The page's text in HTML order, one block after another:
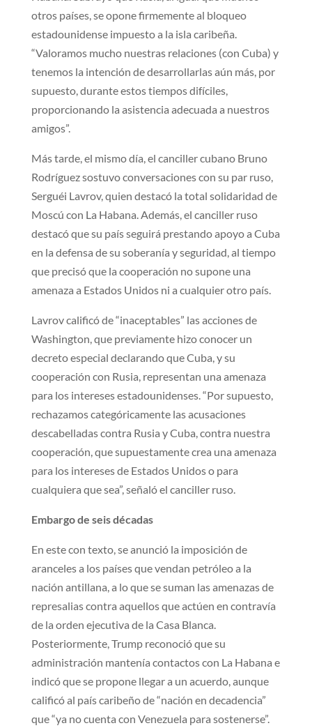
otros países, se opone firmemente al bloqueo
estadounidense impuesto a la isla caribeña.
“Valoramos mucho nuestras relaciones (con Cuba) y
tenemos la intención de desarrollarlas aún más, por
supuesto, durante estos tiempos difíciles,
proporcionando la asistencia adecuada a nuestros
amigos”.
Más tarde, el mismo día, el canciller cubano Bruno
Rodríguez sostuvo conversaciones con su par ruso,
Serguéi Lavrov, quien destacó la total solidaridad de
Moscú con La Habana. Además, el canciller ruso
destacó que su país seguirá prestando apoyo a Cuba
en la defensa de su soberanía y seguridad, al tiempo
que precisó que la cooperación no supone una
amenaza a Estados Unidos ni a cualquier otro país.
Lavrov calificó de “inaceptables” las acciones de
Washington, que previamente hizo conocer un
decreto especial declarando que Cuba, y su
cooperación con Rusia, representan una amenaza
para los intereses estadounidenses. “Por supuesto,
rechazamos categóricamente las acusaciones
descabelladas contra Rusia y Cuba, contra nuestra
cooperación, que supuestamente crea una amenaza
para los intereses de Estados Unidos o para
cualquiera que sea”, señaló el canciller ruso.
Embargo de seis décadas
En este con texto, se anunció la imposición de
aranceles a los países que vendan petróleo a la
nación antillana, a lo que se suman las amenazas de
represalias contra aquellos que actúen en contravía
de la orden ejecutiva de la Casa Blanca.
Posteriormente, Trump reconoció que su
administración mantenía contactos con La Habana e
indicó que se propone llegar a un acuerdo, aunque
calificó al país caribeño de “nación en decadencia”
que “ya no cuenta con Venezuela para sostenerse”.